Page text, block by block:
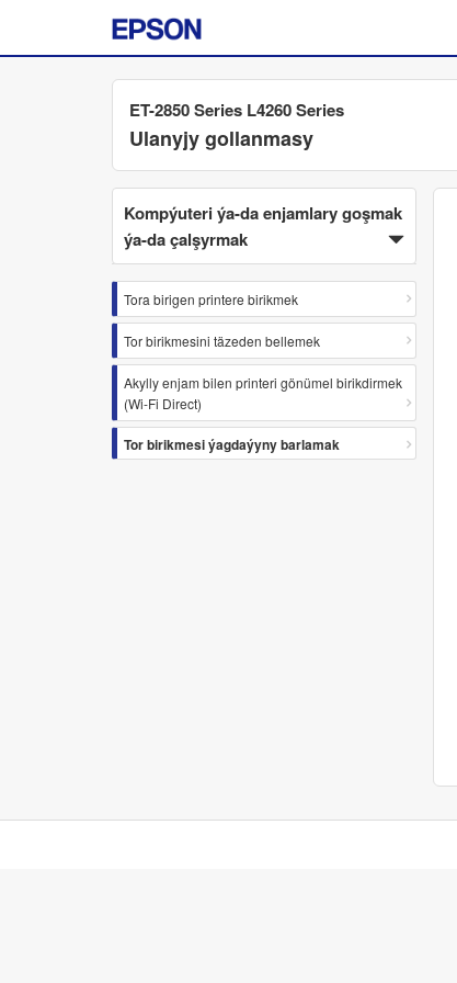
ET-2850 Series L4260 Series
Ulanyjy gollanmasy
Kompýuteri ýa-da enjamlary goşmak
ýa-da çalşyrmak
Tora birigen printere birikmek
Tor birikmesini täzeden bellemek
Akylly enjam bilen printeri gönümel birikdirmek
(Wi-Fi Direct)
Tor birikmesi ýagdaýyny barlamak